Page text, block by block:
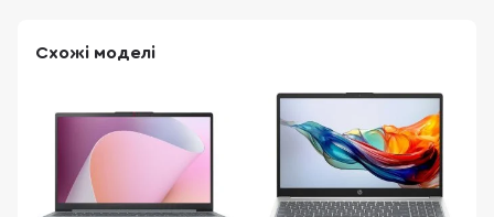
Схожі моделі